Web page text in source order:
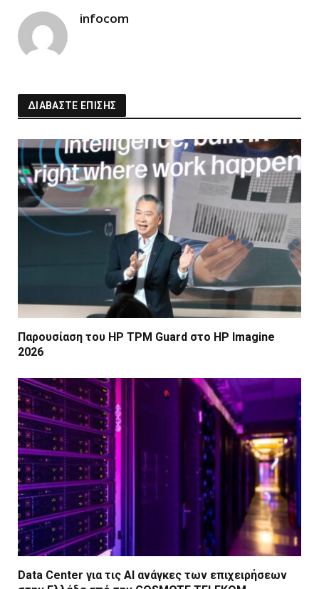
infocom
ΔΙΑΒΑΣΤΕ ΕΠΙΣΗΣ
Παρουσίαση του HP TPM Guard στο HP Imagine
2026
Data Center για τις ΑΙ ανάγκες των επιχειρήσεων